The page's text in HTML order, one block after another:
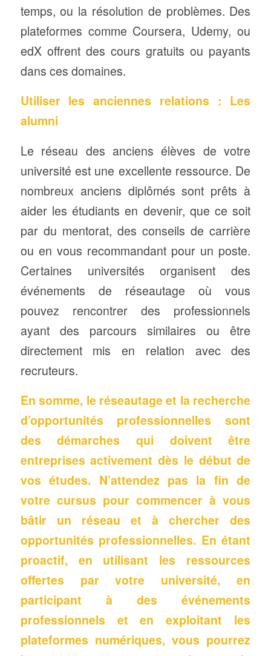
temps, ou la résolution de problèmes. Des
plateformes comme Coursera, Udemy, ou
edX offrent des cours gratuits ou payants
dans ces domaines.
Utiliser les anciennes relations : Les
alumni
Le réseau des anciens élèves de votre
université est une excellente ressource. De
nombreux anciens diplômés sont prêts à
aider les étudiants en devenir, que ce soit
par du mentorat, des conseils de carrière
ou en vous recommandant pour un poste.
Certaines universités organisent des
événements de réseautage où vous
pouvez rencontrer des professionnels
ayant des parcours similaires ou être
directement mis en relation avec des
recruteurs.
En somme, le réseautage et la recherche
d’opportunités professionnelles sont
des démarches qui doivent être
entreprises activement dès le début de
vos études. N’attendez pas la fin de
votre cursus pour commencer à vous
bâtir un réseau et à chercher des
opportunités professionnelles. En étant
proactif, en utilisant les ressources
offertes par votre université, en
participant à des événements
professionnels et en exploitant les
plateformes numériques, vous pourrez